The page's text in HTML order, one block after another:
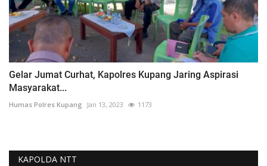
Gelar Jumat Curhat, Kapolres Kupang Jaring Aspirasi
Masyarakat...
Humas Polres Kupang Jan 13, 2023 1173
KAPOLDA NTT